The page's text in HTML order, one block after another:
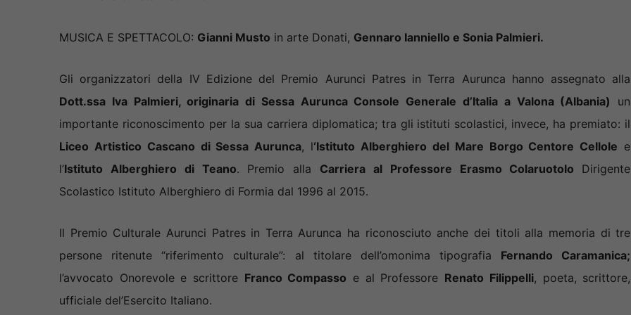
MUSICA E SPETTACOLO: Gianni Musto in arte Donati, Gennaro Ianniello e Sonia Palmieri.
Gli organizzatori della IV Edizione del Premio Aurunci Patres in Terra Aurunca hanno assegnato alla
Dott.ssa Iva Palmieri, originaria di Sessa Aurunca Console Generale d’Italia a Valona (Albania)
un
importante riconoscimento per la sua carriera diplomatica; tra gli istituti scolastici, invece, ha premiato: il
Liceo Artistico Cascano di Sessa Aurunca, l‘Istituto Alberghiero del Mare Borgo Centore Cellole e
l’Istituto Alberghiero di Teano. Premio alla Carriera al Professore Erasmo Colaruotolo Dirigente
Scolastico Istituto Alberghiero di Formia dal 1996 al 2015.
Il Premio Culturale Aurunci Patres in Terra Aurunca ha riconosciuto anche dei titoli alla memoria di tre
persone ritenute “riferimento culturale”: al titolare dell’omonima tipografia Fernando Caramanica;
l’avvocato Onorevole e scrittore Franco Compasso e al Professore Renato Filippelli, poeta, scrittore,
ufficiale del’Esercito Italiano.